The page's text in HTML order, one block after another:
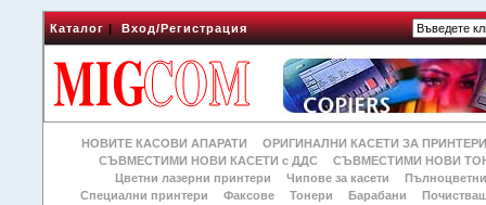
Каталог|Вход/Регистрация
НОВИТЕ КАСОВИ АПАРАТИ
ОРИГИНАЛНИ КАСЕТИ ЗА
СЪВМЕСТИМИ НОВИ КАСЕТИ с ДДС
СЪВМЕСТИМИ НОВИ
Цветни лазерни принтери
Чипове за касети
Специални принтери
Факсове Тонери Барабани